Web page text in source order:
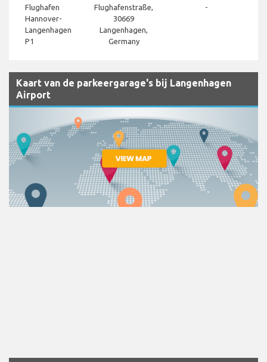
Flughafen
Hannover-
Langenhagen
P1
Flughafenstraße,
30669
Langenhagen,
Germany
-
Kaart van de parkeergarage's bij Langenhagen
Airport